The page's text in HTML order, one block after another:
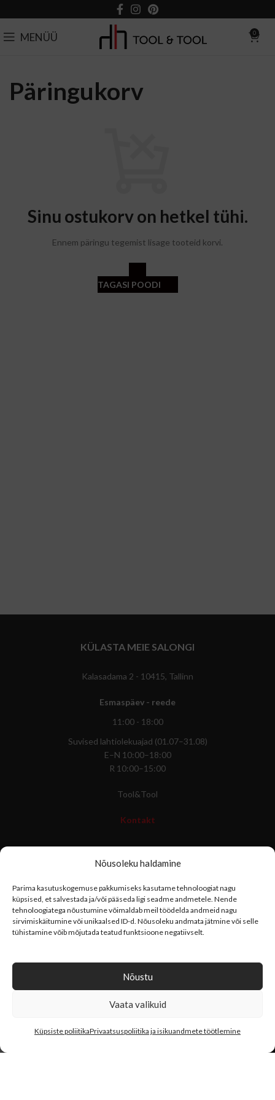
Nõusoleku haldamine
Parima kasutuskogemuse pakkumiseks kasutame tehnoloogiat nagu
küpsised, et salvestada ja/või pääseda ligi seadme andmetele. Nende
tehnoloogiatega nõustumine võimaldab meil töödelda andmeid nagu
sirvimiskäitumine või unikaalsed ID-d. Nõusoleku andmata jätmine või selle
tühistamine võib mõjutada teatud funktsioone negatiivselt.
Nõustu
Vaata valikuid
Küpsiste poliitikaPrivaatsuspoliitika ja isikuandmete töötlemine
MENÜÜ 0
Päringukorv
Sinu ostukorv on hetkel tühi.
Ennem päringu tegemist lisage tooteid korvi.
TAGASI POODI
KÜLASTA MEIE SALONGI
Kalasadama 2 - 10415, Tallinn
Esmaspäev - reede
11:00 - 18:00
Suvised lahtiolekuajad (01.07–31.08)
E–N 10:00–18:00
R 10:00–15:00
Tool&Tool
Kontakt
Privaatsuspoliitika